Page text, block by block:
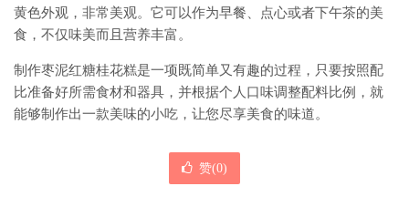
黄色外观，非常美观。它可以作为早餐、点心或者下午茶的美
食，不仅味美而且营养丰富。
制作枣泥红糖桂花糕是一项既简单又有趣的过程，只要按照配
比准备好所需食材和器具，并根据个人口味调整配料比例，就
能够制作出一款美味的小吃，让您尽享美食的味道。
赞(0)